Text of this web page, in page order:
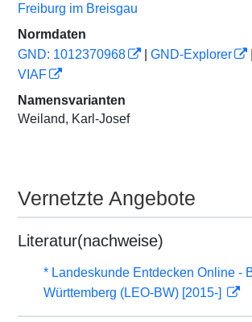
Freiburg im Breisgau
Normdaten
GND: 1012370968
GND-Explorer
VIAF
Namensvarianten
Weiland, Karl-Josef
Vernetzte Angebote
Literatur(nachweise)
* Landeskunde Entdecken Online -
Württemberg (LEO-BW) [2015-]